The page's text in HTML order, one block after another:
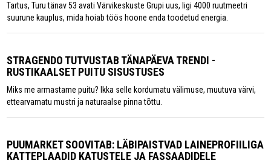
Tartus, Turu tänav 53 avati Värvikeskuste Grupi uus, ligi 4000 ruutmeetri
suurune kauplus, mida hoiab töös hoone enda toodetud energia.
STRAGENDO TUTVUSTAB TÄNAPÄEVA TRENDI -
RUSTIKAALSET PUITU SISUSTUSES
Miks me armastame puitu? Ikka selle kordumatu välimuse, muutuva värvi,
ettearvamatu mustri ja naturaalse pinna tõttu.
PUUMARKET SOOVITAB: LÄBIPAISTVAD LAINEPROFIILIGA
KATTEPLAADID KATUSTELE JA FASSAADIDELE